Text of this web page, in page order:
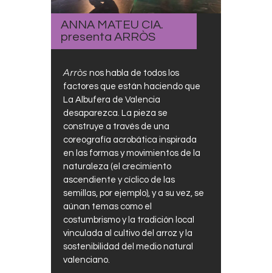
ANNA MATEU CIA.
presenta ARRÒS
Arròs nos habla de todos los
factores que están haciendo que
La Albufera de Valencia
desaparezca. La pieza se
construye a través de una
coreografía acrobática inspirada
en las formas y movimientos de la
naturaleza (el crecimiento
ascendiente y cíclico de las
semillas, por ejemplo), y a su vez, se
aúnan temas como el
costumbrismo y la tradición local
vinculada al cultivo del arroz y la
sostenibilidad del medio natural
valenciano.